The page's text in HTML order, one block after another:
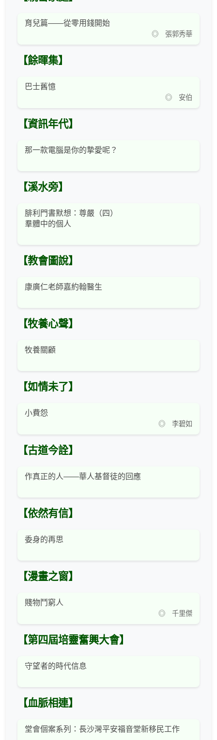
育兒篇——從零用錢開始
◎ 張郭秀華
【餘暉集】
巴士舊憶
◎ 安伯
【資訊年代】
那一款電腦是你的摯愛呢？
【溪水旁】
腓利門書默想：尊嚴（四）
羣體中的個人
【教會圖說】
康廣仁老師嘉約翰醫生
【牧養心聲】
牧養關顧
【如情未了】
小費怨
◎ 李碧如
【古道今詮】
作真正的人——華人基督徒的回應
【依然有信】
委身的再思
【漫畫之窗】
賤物鬥窮人
◎ 千里傑
【第四屆培靈奮興大會】
守望者的時代信息
【血脈相連】
堂會個案系列：長沙灣平安福音堂新移民工作